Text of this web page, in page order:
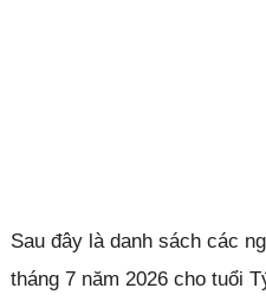
Sau đây là danh sách các
tháng 7 năm 2026 cho tuổi